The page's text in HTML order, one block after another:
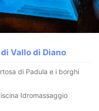
Vallo di Diano
di Padula e i borghi
Idromassaggio